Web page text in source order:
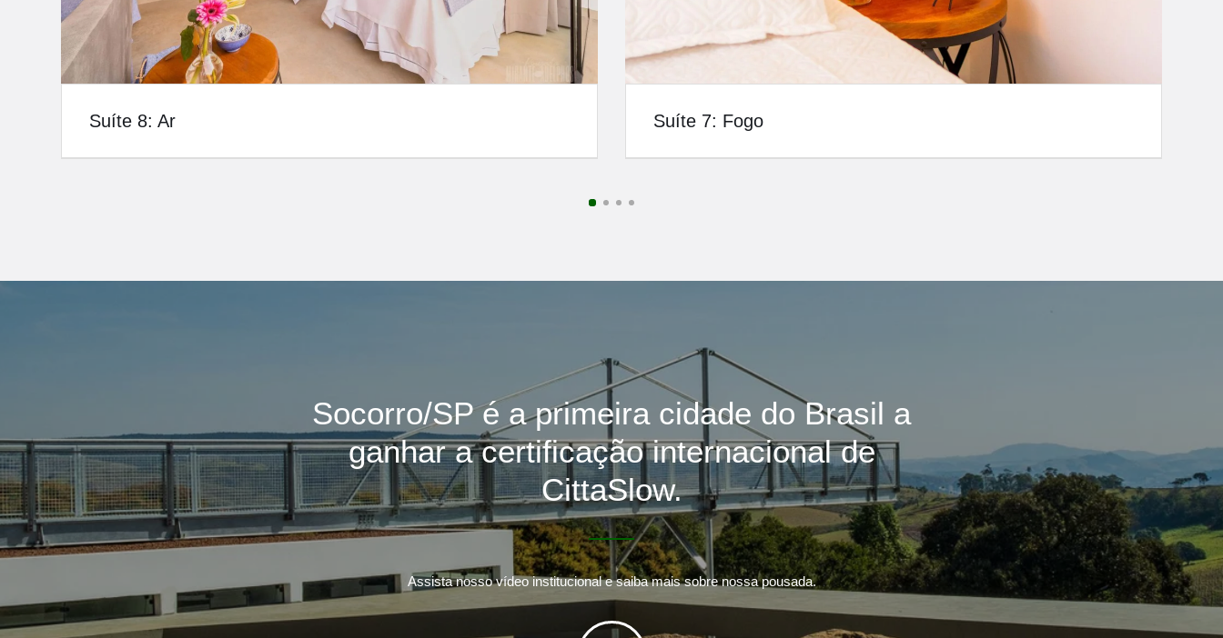
Suíte 8: Ar Suíte 7: Fogo
Socorro/SP é a primeira cidade do Brasil a
ganhar a certificação internacional de
CittaSlow.
Assista nosso vídeo institucional e saiba mais sobre nossa pousada.